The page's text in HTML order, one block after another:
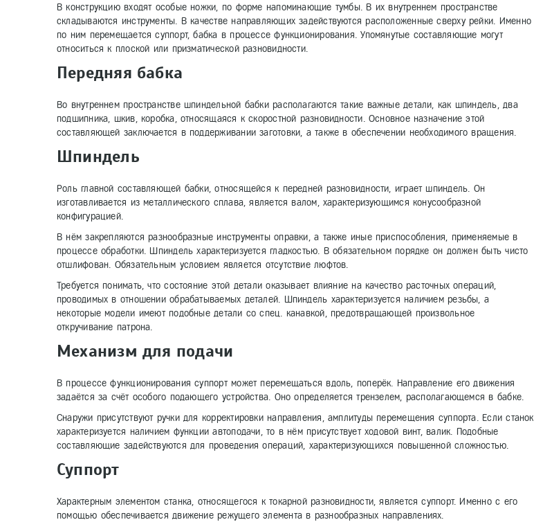
В конструкцию входят особые ножки, по форме напоминающие тумбы. В их внутреннем пространстве
складываются инструменты. В качестве направляющих задействуются расположенные сверху рейки. Именно
по ним перемещается суппорт, бабка в процессе функционирования. Упомянутые составляющие могут
относиться к плоской или призматической разновидности.
Передняя бабка
Во внутреннем пространстве шпиндельной бабки располагаются такие важные детали, как шпиндель, два
подшипника, шкив, коробка, относящаяся к скоростной разновидности. Основное назначение этой
составляющей заключается в поддерживании заготовки, а также в обеспечении необходимого вращения.
Шпиндель
Роль главной составляющей бабки, относящейся к передней разновидности, играет шпиндель. Он
изготавливается из металлического сплава, является валом, характеризующимся конусообразной
конфигурацией.
В нём закрепляются разнообразные инструменты оправки, а также иные приспособления, применяемые в
процессе обработки. Шпиндель характеризуется гладкостью. В обязательном порядке он должен быть чисто
отшлифован. Обязательным условием является отсутствие люфтов.
Требуется понимать, что состояние этой детали оказывает влияние на качество расточных операций,
проводимых в отношении обрабатываемых деталей. Шпиндель характеризуется наличием резьбы, а
некоторые модели имеют подобные детали со спец. канавкой, предотвращающей произвольное
откручивание патрона.
Механизм для подачи
В процессе функционирования суппорт может перемещаться вдоль, поперёк. Направление его движения
задаётся за счёт особого подающего устройства. Оно определяется трензелем, располагающемся в бабке.
Снаружи присутствуют ручки для корректировки направления, амплитуды перемещения суппорта. Если станок
характеризуется наличием функции автоподачи, то в нём присутствует ходовой винт, валик. Подобные
составляющие задействуются для проведения операций, характеризующихся повышенной сложностью.
Суппорт
Характерным элементом станка, относящегося к токарной разновидности, является суппорт. Именно с его
помощью обеспечивается движение режущего элемента в разнообразных направлениях.